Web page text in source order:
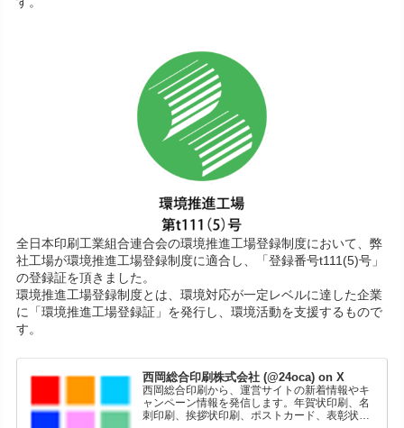
全日本印刷工業組合連合会の環境推進工場登録制度において、弊
社工場が環境推進工場登録制度に適合し、「登録番号t111(5)号」
の登録証を頂きました。
環境推進工場登録制度とは、環境対応が一定レベルに達した企業
に「環境推進工場登録証」を発行し、環境活動を支援するもので
す。
西岡総合印刷株式会社 (@24oca) on X
西岡総合印刷から、運営サイトの新着情報やキ
ャンペーン情報を発信します。年賀状印刷、名
刺印刷、挨拶状印刷、ポストカード、表彰状印